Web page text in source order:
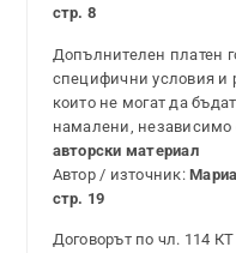
стр. 8
Допълнителен платен
специфични условия и
които не могат да
намалени, независимо
авторски материал
Автор / източник:
стр. 19
Договорът по чл. 114